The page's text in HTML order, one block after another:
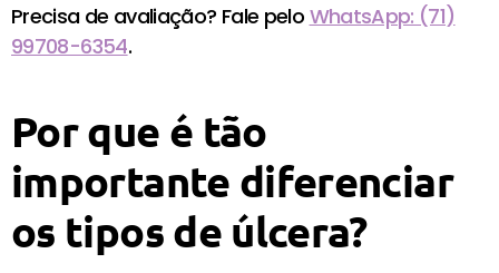
Precisa de avaliação? Fale pelo WhatsApp: (71)
99708-6354.
Por que é tão
importante diferenciar
os tipos de úlcera?